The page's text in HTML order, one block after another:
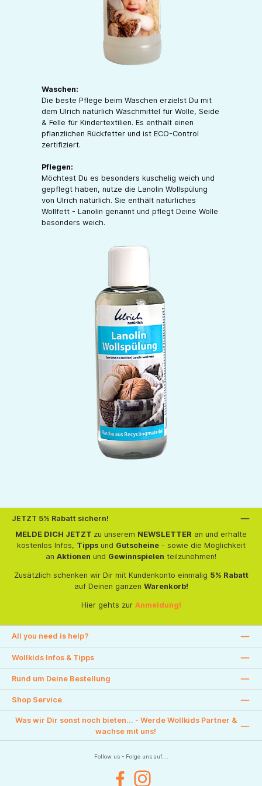
Waschen:
Die beste Pflege beim Waschen erzielst Du mit
dem Ulrich natürlich Waschmittel für Wolle, Seide
& Felle für Kindertextilien. Es enthält einen
pflanzlichen Rückfetter und ist ECO-Control
zertifiziert.
Pflegen:
Möchtest Du es besonders kuschelig weich und
gepflegt haben, nutze die Lanolin Wollspülung
von Ulrich natürlich. Sie enthält natürliches
Wollfett - Lanolin genannt und pflegt Deine Wolle
besonders weich.
JETZT 5% Rabatt sichern!
MELDE DICH JETZT zu unserem NEWSLETTER an und erhalte
kostenlos Infos, Tippsund Gutscheine- sowie die Möglichkeit
an Aktionen und Gewinnspielen teilzunehmen!
Zusätzlich schenken wir Dir mit Kundenkonto einmalig 5% Rabatt
auf Deinen ganzen Warenkorb!
Hier gehts zur Anmeldung!
All you need is help?
Wollkids Infos & Tipps
Rund um Deine Bestellung
Shop Service
Was wir Dir sonst noch bieten... - Werde Wollkids Partner &
wachse mit uns!
Follow us - Folge uns auf....
FacebookInstagram